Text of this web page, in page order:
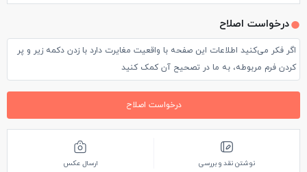
درخواست اصلاح
اگر فکر می‌کنید اطلاعات این صفحه با واقعیت مغایرت دارد با زدن دکمه زیر و پر
کردن فرم مربوطه، به ما در تصحیح آن کمک کنید
درخواست اصلاح
نوشتن نقد و بررسی ارسال عکس